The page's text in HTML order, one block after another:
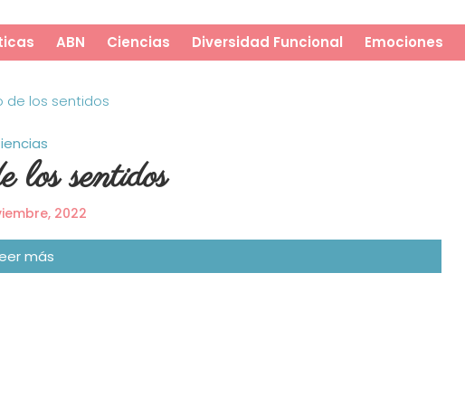
ABN Ciencias Diversidad Funcional Emociones
los sentidos
2022